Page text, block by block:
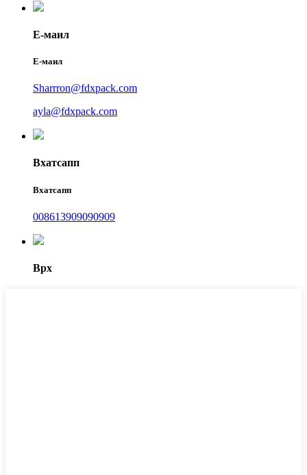
Е-маил
Е-маил
Sharrron@fdxpack.com
ayla@fdxpack.com
Вхатсапп
Вхатсапп
008613909090909
Врх